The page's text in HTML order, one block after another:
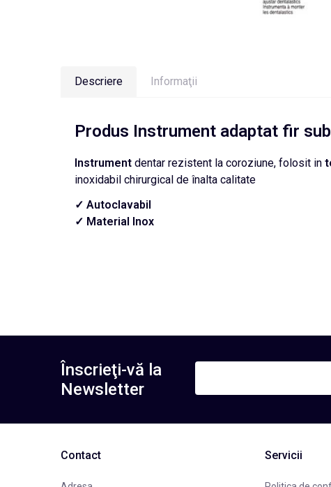
Descriere Informaţii
Produs Instrument adaptat fir
Instrument dentar rezistent la coroziune, folosit in
inoxidabil chirurgical de înalta calitate
✓ Autoclavabil
✓ Material Inox
Înscrieţi-vă la
Newsletter
Contact Servicii